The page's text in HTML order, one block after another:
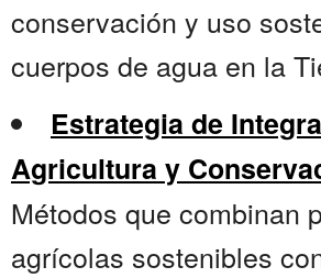
conservación y uso
cuerpos de agua en la
Estrategia de
Agricultura y
Métodos que combinan
agrícolas sostenibles